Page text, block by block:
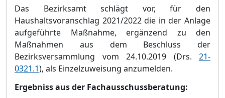
Das Bezirksamt schlägt vor, für den
Haushaltsvoranschlag 2021/2022 die in der Anlage
aufgeführte Maßnahme,
ergänzend zu den
Maßnahmen aus dem Beschluss der
Bezirksversammlung vom 24.10.2019 (Drs. 21-
0321.1), als Einzelzuweisung anzumelden.
Ergebniss aus der Fachausschussberatung: